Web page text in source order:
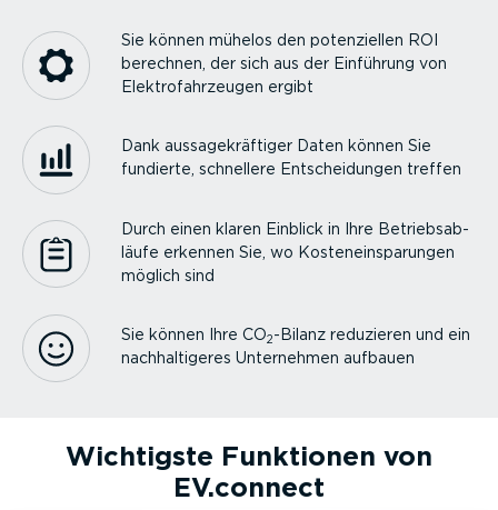
Sie können mühelos den poten­zi­ellen ROI
berechnen, der sich aus der Einführung von
Elektro­fahr­zeugen ergibt
Dank aussa­ge­kräf­tiger Daten können Sie
fundierte, schnellere Entschei­dungen treffen
Durch einen klaren Einblick in Ihre Betriebs­ab­
läufe erkennen Sie, wo Kosten­ein­spa­rungen
möglich sind
Sie können Ihre CO2-Bilanz reduzieren und ein
nachhal­ti­geres Unternehmen aufbauen
Wichtigste Funktionen von
EV.connect